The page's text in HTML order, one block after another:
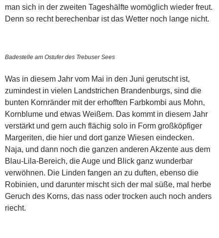
man sich in der zweiten Tageshälfte womöglich wieder freut.
Denn so recht berechenbar ist das Wetter noch lange nicht.
Badestelle am Ostufer des Trebuser Sees
Was in diesem Jahr vom Mai in den Juni gerutscht ist,
zumindest in vielen Landstrichen Brandenburgs, sind die
bunten Kornränder mit der erhofften Farbkombi aus Mohn,
Kornblume und etwas Weißem. Das kommt in diesem Jahr
verstärkt und gern auch flächig solo in Form großköpfiger
Margeriten, die hier und dort ganze Wiesen eindecken.
Naja, und dann noch die ganzen anderen Akzente aus dem
Blau-Lila-Bereich, die Auge und Blick ganz wunderbar
verwöhnen. Die Linden fangen an zu duften, ebenso die
Robinien, und darunter mischt sich der mal süße, mal herbe
Geruch des Korns, das nass oder trocken auch noch anders
riecht.